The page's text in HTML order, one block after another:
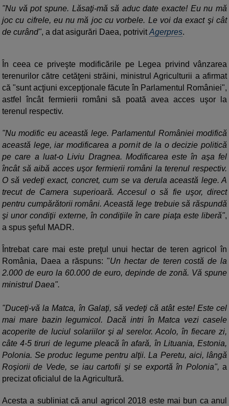
"Nu vă pot spune. Lăsaţi-mă să aduc date exacte! Eu nu mă
joc cu cifrele, eu nu mă joc cu vorbele. Le voi da exact şi cât
de curând", a dat asigurări Daea, potrivitAgerpres.
În ceea ce priveşte modificările pe Legea privind vânzarea
terenurilor către cetăţeni străini, ministrul Agriculturii a afirmat
că "sunt acţiuni excepţionale făcute în Parlamentul României",
astfel încât fermierii români să poată avea acces uşor la
terenul respectiv.
"Nu modific eu această lege. Parlamentul României modifică
această lege, iar modificarea a pornit de la o decizie politică
pe care a luat-o Liviu Dragnea. Modificarea este în aşa fel
încât să aibă acces uşor fermierii români la terenul respectiv.
O să vedeţi exact, concret, cum se va derula această lege. A
trecut de Camera superioară. Accesul o să fie uşor, direct
pentru cumpărătorii români. Această lege trebuie să răspundă
şi unor condiţii externe, în condiţiile în care piaţa este liberă",
a spus şeful MADR.
Întrebat care mai este preţul unui hectar de teren agricol în
România, Daea a răspuns: "Un hectar de teren costă de la
2.000 de euro la 60.000 de euro, depinde de zonă. Vă spune
ministrul Daea".
"Duceţi-vă la Matca, în Galaţi, să vedeţi că atât este! Este cel
mai mare bazin legumicol. Dacă intri în Matca vezi casele
acoperite de luciul solariilor şi al serelor. Acolo, în fiecare zi,
câte 4-5 tiruri de legume pleacă în afară, în Lituania, Estonia,
Polonia. Se produc legume pentru alţii. La Peretu, aici, lângă
Roşiorii de Vede, se iau cartofii şi se exportă în Polonia", a
precizat oficialul de la Agricultură.
Acesta a subliniat că anul agricol 2018 este mai bun ca anul